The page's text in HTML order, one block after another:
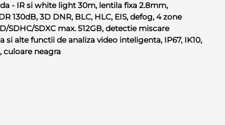
- IR si white light 30m, lentila fixa 2.8mm,
130dB, 3D DNR, BLC, HLC, EIS, defog, 4 zone
SDXC max. 512GB, detectie miscare
alte functii de analiza video inteligenta, IP67, IK10,
culoare neagra